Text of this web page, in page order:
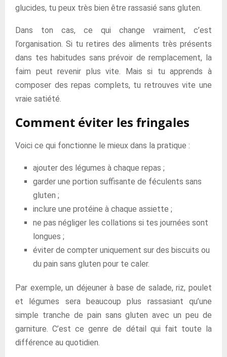
glucides, tu peux très bien être rassasié sans gluten.
Dans ton cas, ce qui change vraiment, c’est
l’organisation. Si tu retires des aliments très présents
dans tes habitudes sans prévoir de remplacement, la
faim peut revenir plus vite. Mais si tu apprends à
composer des repas complets, tu retrouves vite une
vraie satiété.
Comment éviter les fringales
Voici ce qui fonctionne le mieux dans la pratique :
ajouter des légumes à chaque repas ;
garder une portion suffisante de féculents sans
gluten ;
inclure une protéine à chaque assiette ;
ne pas négliger les collations si tes journées sont
longues ;
éviter de compter uniquement sur des biscuits ou
du pain sans gluten pour te caler.
Par exemple, un déjeuner à base de salade, riz, poulet
et légumes sera beaucoup plus rassasiant qu’une
simple tranche de pain sans gluten avec un peu de
garniture. C’est ce genre de détail qui fait toute la
différence au quotidien.